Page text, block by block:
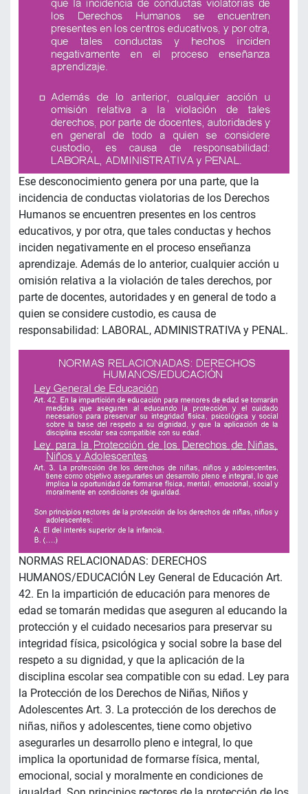
Ese desconocimiento genera por una parte, que la
incidencia de conductas violatorias de los Derechos
Humanos se encuentren presentes en los centros
educativos, y por otra, que tales conductas y hechos
inciden negativamente en el proceso enseñanza
aprendizaje. Además de lo anterior, cualquier acción u
omisión relativa a la violación de tales derechos, por
parte de docentes, autoridades y en general de todo a
quien se considere custodio, es causa de
responsabilidad: LABORAL, ADMINISTRATIVA y PENAL.
NORMAS RELACIONADAS: DERECHOS
HUMANOS/EDUCACIÓN Ley General de Educación Art.
42. En la impartición de educación para menores de
edad se tomarán medidas que aseguren al educando la
protección y el cuidado necesarios para preservar su
integridad física, psicológica y social sobre la base del
respeto a su dignidad, y que la aplicación de la
disciplina escolar sea compatible con su edad. Ley para
la Protección de los Derechos de Niñas, Niños y
Adolescentes Art. 3. La protección de los derechos de
niñas, niños y adolescentes, tiene como objetivo
asegurarles un desarrollo pleno e integral, lo que
implica la oportunidad de formarse física, mental,
emocional, social y moralmente en condiciones de